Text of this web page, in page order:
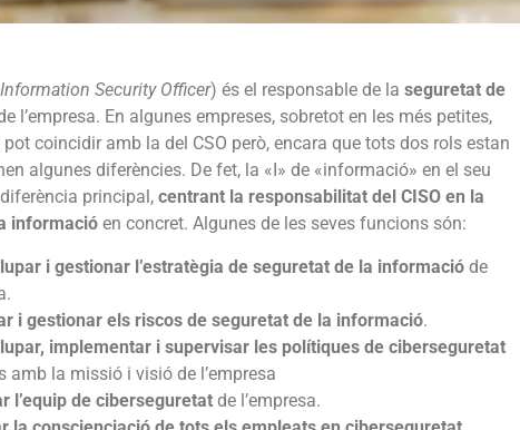
Security Officer) és el responsable de la seguretat de
l’empresa. En algunes empreses, sobretot en les més petites,
coincidir amb la del CSO però, encara que tots dos rols estan
algunes diferències. De fet, la «I» de «informació» en el seu
principal, centrant la responsabilitat del CISO en la
informació en concret. Algunes de les seves funcions són:
i gestionar l’estratègia de seguretat de la informació de
i gestionar els riscos de seguretat de la informació.
implementar i supervisar les polítiques de ciberseguretat
amb la missió i visió de l’empresa
l’equip de ciberseguretat de l’empresa.